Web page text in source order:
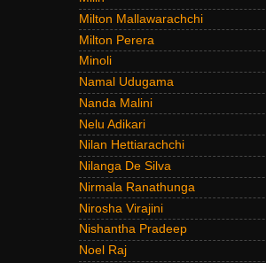
Milton Mallawarachchi
Milton Perera
Minoli
Namal Udugama
Nanda Malini
Nelu Adikari
Nilan Hettiarachchi
Nilanga De Silva
Nirmala Ranathunga
Nirosha Virajini
Nishantha Pradeep
Noel Raj